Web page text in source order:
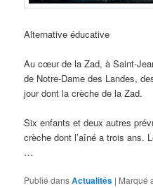
Alternative éducative
Au cœur de la Zad, à Saint-
de Notre-Dame des Landes,
jour dont la crèche de la Zad.
Six enfants et deux autres
crèche dont l’aîné a trois ans.
…
Publié dansActualités | Marqué